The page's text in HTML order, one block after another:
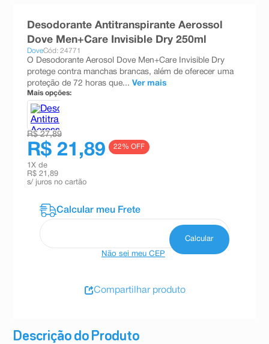
Descrição do Produto
Desodorante Antitranspirante Aerossol
Dove Men+Care Invisible Dry 250ml
DoveCód: 24771
O Desodorante Aerosol Dove Men+Care Invisible Dry
protege contra manchas brancas, além de oferecer uma
proteção de 72 horas que... Ver mais
Mais opções:
R$ 27,89
R$ 21,89 22% OFF
1 X de
R$ 21,89
s/ juros no cartão
Não sei meu CEP
Compartilhar produto
esmalte
10ºabsorvente